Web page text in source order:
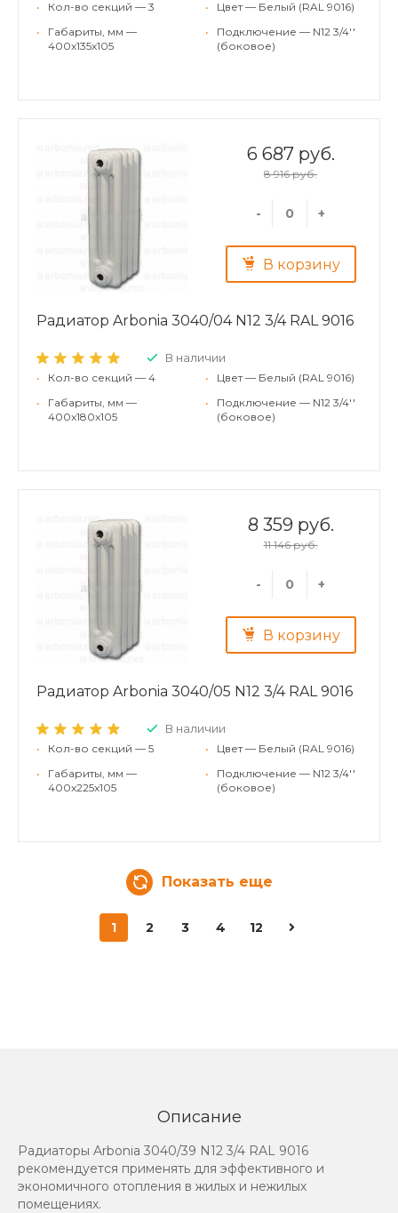
•
Кол-во секций — 3
•
Габариты, мм —
400x135x105
•
Цвет — Белый (RAL 9016)
•
Подключение — N12 3/4''
(боковое)
6 687 руб.
8 916 руб.
- +
В корзину
Радиатор Arbonia 3040/04 N12 3/4 RAL 9016
В наличии
•
Кол-во секций — 4
•
Габариты, мм —
400x180x105
•
Цвет — Белый (RAL 9016)
•
Подключение — N12 3/4''
(боковое)
8 359 руб.
11 146 руб.
- +
В корзину
Радиатор Arbonia 3040/05 N12 3/4 RAL 9016
В наличии
•
Кол-во секций — 5
•
Габариты, мм —
400x225x105
•
Цвет — Белый (RAL 9016)
•
Подключение — N12 3/4''
(боковое)
Показать еще
1 2 3 4 12
Описание
Радиаторы Arbonia 3040/39 N12 3/4 RAL 9016
рекомендуется применять для эффективного и
экономичного отопления в жилых и нежилых
помещениях.